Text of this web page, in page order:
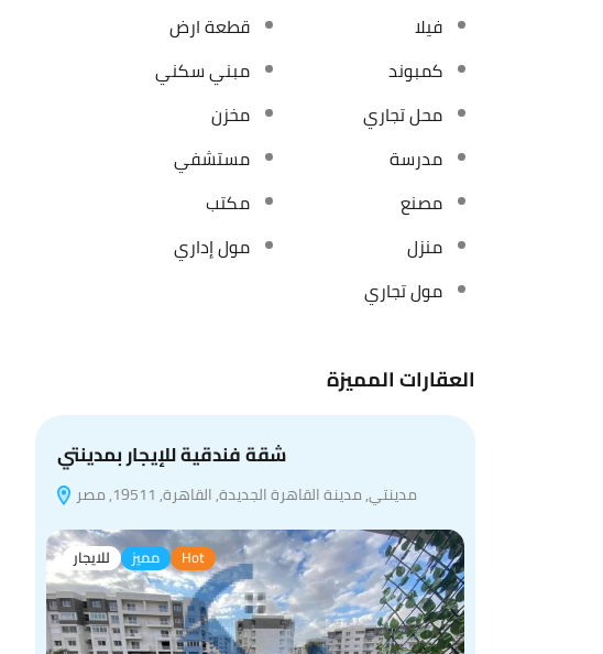
فيلا
قطعة ارض
كمبوند
مبني سكني
محل تجاري
مخزن
مدرسة
مستشفي
مصنع
مكتب
منزل
مول إداري
مول تجاري
العقارات المميزة
شقة فندقية للإيجار بمدينتي
مدينتي, مدينة القاهرة الجديدة, القاهرة, 19511, مصر
للايجار مميز Hot